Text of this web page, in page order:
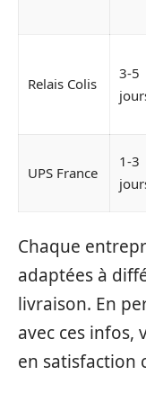
Relais Colis
3-5
UPS France
1-3
Chaque
adaptées à
livraison. En
avec ces infos,
en satisfaction